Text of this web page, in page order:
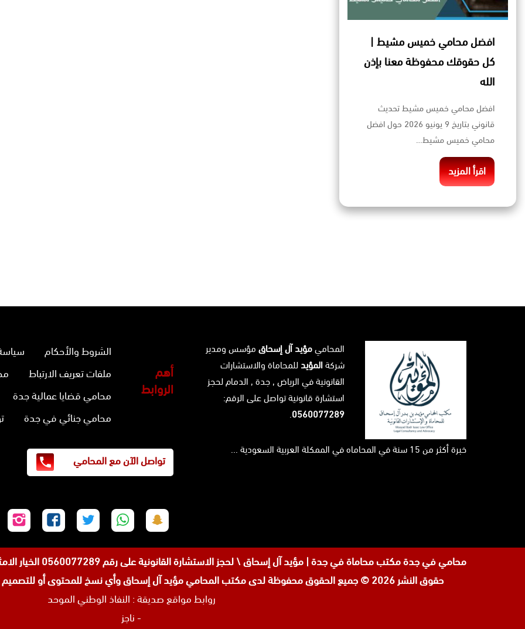
افضل محامي خميس مشيط |
كل حقوقك محفوظة معنا بإذن
الله
افضل محامي خميس مشيط تحديث
قانوني بتاريخ 9 يونيو 2026 حول افضل
محامي خميس مشيط…
اقرأ المزيد
المحاميمؤيد آل إسحاق مؤسس ومدير
شركةالمؤيدللمحاماة والاستشارات
القانونية في الرياض , جدة , الدماملحجز
استشارة قانونية تواصل على الرقم:
0560077289
.
خبرة أكثر من 15 سنة في المحاماه في الممكلة العربية السعودية ...
أهم
الروابط
الشروط والأحكام
ملفات تعريف الارتباط
محامي قضايا عمالية جدة
محامي جنائي في جدة
تواصل الآن مع المحامي
على
سناب
شات
على
واتساب
على
تويتر
على
فيسبوك
على
محامي في جدةمكتب محاماة في جدة | مؤيد آل إسحاق \ لحجز الاستشارة القانونية على رقم 0560077289 الخيار الامثل للمواطنين والوافدين في عروس البحر الاحمر جده .
حقوق النشر 2026 © جميع الحقوق محفوظة لدى
مكتب المحامي مؤيد آل إسحاق وأي نسخ للمحتوى أو للتصميم
روابط مواقع صديقة : النفاذ الوطني الموحد
-ناجز